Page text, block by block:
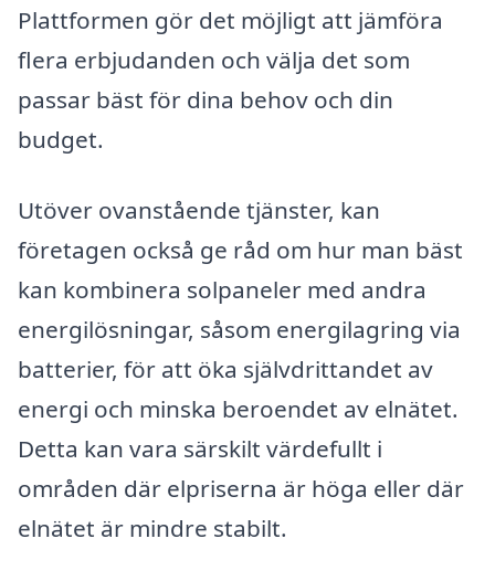
Plattformen gör det möjligt att jämföra
flera erbjudanden och välja det som
passar bäst för dina behov och din
budget.
Utöver ovanstående tjänster, kan
företagen också ge råd om hur man bäst
kan kombinera solpaneler med andra
energilösningar, såsom energilagring via
batterier, för att öka självdrittandet av
energi och minska beroendet av elnätet.
Detta kan vara särskilt värdefullt i
områden där elpriserna är höga eller där
elnätet är mindre stabilt.